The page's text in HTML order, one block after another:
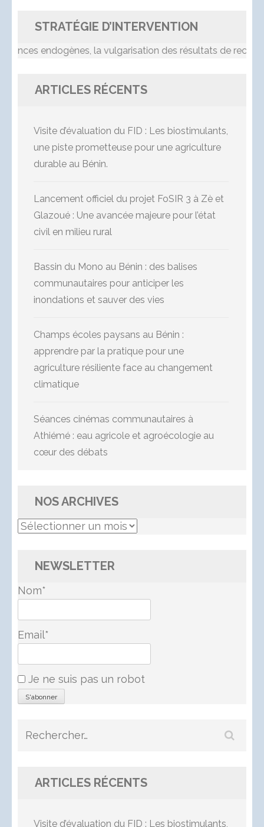
STRATÉGIE D’INTERVENTION
endogènes, la vulgarisation des résultats de
ARTICLES RÉCENTS
Visite d’évaluation du FID : Les biostimulants,
une piste prometteuse pour une agriculture
durable au Bénin.
Lancement officiel du projet FoSIR 3 à Zè et
Glazoué : Une avancée majeure pour l’état
civil en milieu rural
Bassin du Mono au Bénin : des balises
communautaires pour anticiper les
inondations et sauver des vies
Champs écoles paysans au Bénin :
apprendre par la pratique pour une
agriculture résiliente face au changement
climatique
Séances cinémas communautaires à
Athiémé : eau agricole et agroécologie au
cœur des débats
NOS ARCHIVES
Nos
NEWSLETTER
Nom*
Email*
Je ne suis pas un robot
Rechercher :
ARTICLES RÉCENTS
Visite d’évaluation du FID : Les biostimulants,